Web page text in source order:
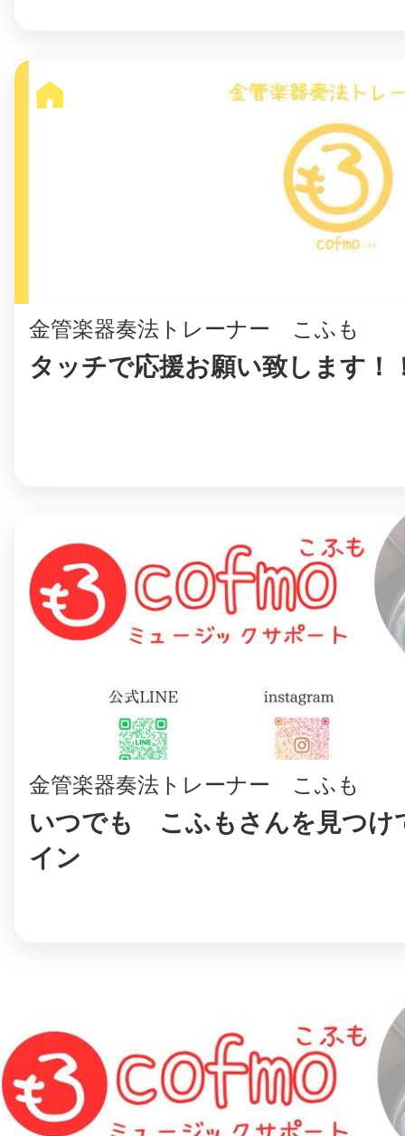
金管楽器奏法トレーナー こふも
タッチで応援お願い致します！
金管楽器奏法トレーナー こふも
いつでも こふもさんを見つけ
イン
まちのコイン
ヘルプ
お問い合わせ
プライバシーポ
©︎ KAYAC Inc.All